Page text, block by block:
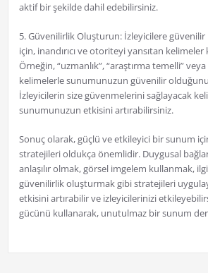
aktif bir şekilde dahil edebilirsiniz.
5. Güvenilirlik Oluşturun: İzleyicilere
için, inandırıcı ve otoriteyi yansıtan
Örneğin, “uzmanlık”, “araştırma temelli” veya
kelimelerle sunumunuzun güvenilir
İzleyicilerin size güvenmelerini sağlayacak
sunumunuzun etkisini artırabilirsiniz.
Sonuç olarak, güçlü ve etkileyici bir sunum
stratejileri oldukça önemlidir. Duygusal
anlaşılır olmak, görsel imgelem kullanmak,
güvenilirlik oluşturmak gibi stratejileri
etkisini artırabilir ve izleyicilerinizi
gücünü kullanarak, unutulmaz bir sunum